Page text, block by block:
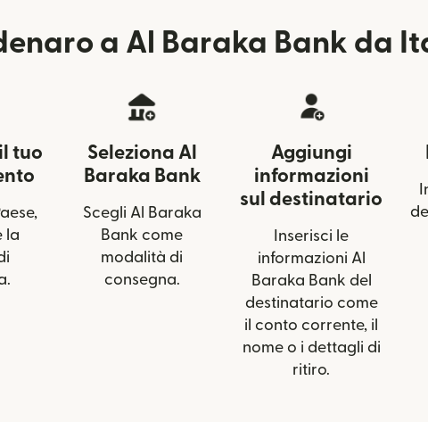
a Al Baraka Bank da
tuo
la
Seleziona Al
Baraka Bank
Scegli Al Baraka
Bank come
modalità di
consegna.
Aggiungi
informazioni
sul destinatario
Inserisci le
informazioni Al
Baraka Bank del
destinatario come
il conto corrente, il
nome o i dettagli di
ritiro.